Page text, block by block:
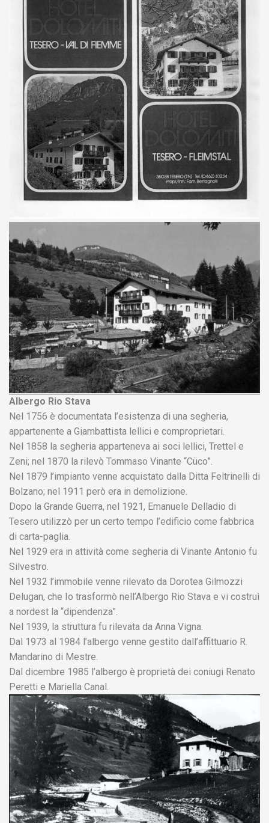
Albergo Rio Stava
Nel 1756 è documentata l’esistenza di una segheria,
appartenente a Giambattista lellici e comproprietari.
Nel 1858 la segheria apparteneva ai soci lellici, Trettel e
Zeni; nel 1870 la rilevò Tommaso Vinante “Cüco”.
Nel 1879 l’impianto venne acquistato dalla Ditta Feltrinelli di
Bolzano; nel 1911 però era in demolizione.
Dopo la Grande Guerra, nel 1921, Emanuele Delladio di
Tesero utilizzò per un certo tempo l’edificio come fabbrica
di carta-paglia.
Nel 1929 era in attività come segheria di Vinante Antonio fu
Silvestro.
Nel 1932 l’immobile venne rilevato da Dorotea Gilmozzi
Delugan, che Io trasformò nell’Albergo Rio Stava e vi costruì
a nordest la “dipendenza”.
Nel 1939, la struttura fu rilevata da Anna Vigna.
Dal 1973 al 1984 l’albergo venne gestito dall’affittuario R.
Mandarino di Mestre.
Dal dicembre 1985 l’albergo è proprietà dei coniugi Renato
Peretti e Mariella Canal.